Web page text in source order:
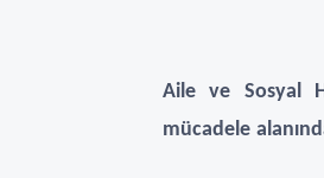
Aile ve Sosyal
mücadele